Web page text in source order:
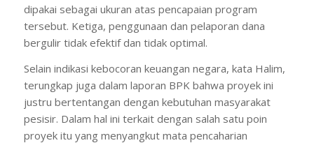
dipakai sebagai ukuran atas pencapaian program
tersebut. Ketiga, penggunaan dan pelaporan dana
bergulir tidak efektif dan tidak optimal.
Selain indikasi kebocoran keuangan negara, kata Halim,
terungkap juga dalam laporan BPK bahwa proyek ini
justru bertentangan dengan kebutuhan masyarakat
pesisir. Dalam hal ini terkait dengan salah satu poin
proyek itu yang menyangkut mata pencaharian